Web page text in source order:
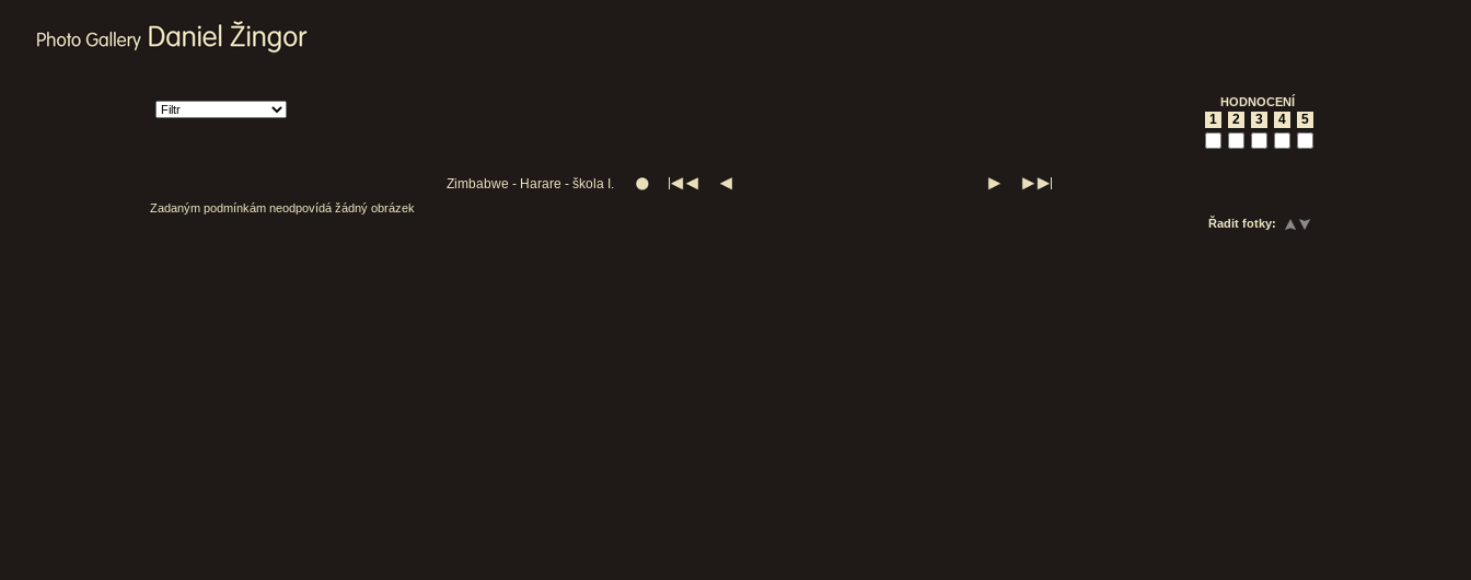
HODNOCENÍ
1 2 3 4 5
Řadit fotky:
Zimbabwe - Harare - škola I.
Zadaným podmínkám neodpovídá žádný obrázek